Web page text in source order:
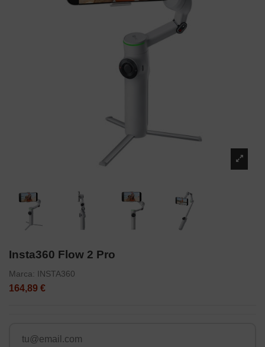
Insta360 Flow 2 Pro
Marca: INSTA360
164,89 €